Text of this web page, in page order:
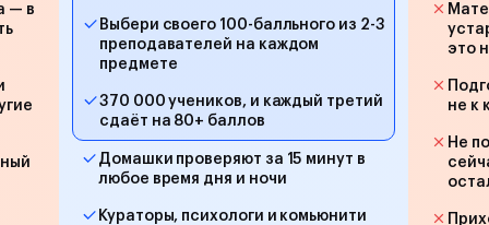
— в
Выбери своего 100-балльного из 2-3
преподавателей на каждом
предмете
370 000 учеников, и каждый третий
сдаёт на 80+ баллов
Домашки проверяют за 15 минут в
любое время дня и ночи
Кураторы, психологи и комьюнити
это
не к
Не